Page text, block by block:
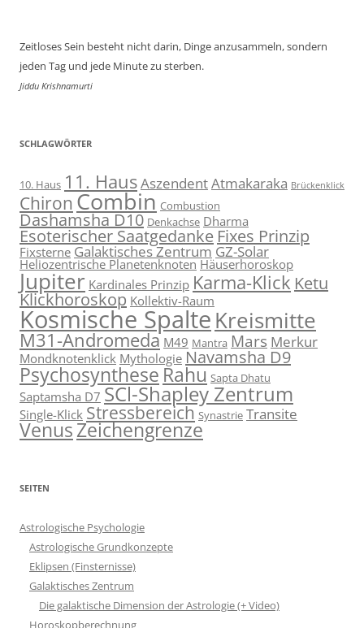
Zeitloses Sein besteht nicht darin, Dinge anzusammeln, sondern
jeden Tag und jede Minute zu sterben.
Jiddu Krishnamurti
SCHLAGWÖRTER
10. Haus 11. HausAszendentAtmakaraka Brückenklick
ChironCombin Combustion
Dashamsha D10 Denkachse Dharma
Esoterischer Saatgedanke Fixes Prinzip
FixsterneGalaktisches Zentrum GZ-Solar
Heliozentrische PlanetenknotenHäuserhoroskop
Jupiter Kardinales Prinzip Karma-Klick Ketu
Klickhoroskop Kollektiv-Raum
Kosmische SpalteKreismitte
M31-Andromeda M49 Mantra Mars Merkur
Mondknotenklick Mythologie Navamsha D9
Psychosynthese Rahu Sapta Dhatu
Saptamsha D7 SCl-Shapley Zentrum
Single-Klick Stressbereich Synastrie Transite
VenusZeichengrenze
SEITEN
Astrologische Psychologie
Astrologische Grundkonzepte
Eklipsen (Finsternisse)
Galaktisches Zentrum
Die galaktische Dimension der Astrologie (+ Video)
Horoskopberechnung